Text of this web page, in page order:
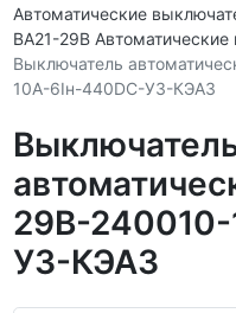
Автоматические
ВА21-29В Автоматические
Выключатель
10А-6Iн-440DC-У3-КЭАЗ
29В-
У3-КЭАЗ